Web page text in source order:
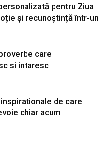
pentru Ziua
și recunoștință într-un
care
si intaresc
de care
chiar acum